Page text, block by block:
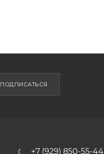
ПОДПИСАТЬСЯ
+7 (929) 850-55-44